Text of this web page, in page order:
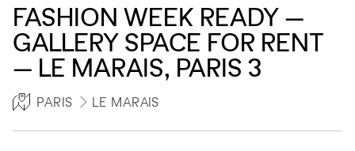
FASHION WEEK READY —
GALLERY SPACE FOR RENT
— LE MARAIS, PARIS 3
PARIS LE MARAIS